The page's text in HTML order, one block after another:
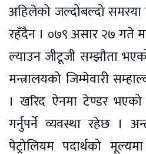
अहिलेको जल्दोबल्दो
रहँदैन । ०७९ असार २७ गते
ल्याउन जीटूजी सम्झौता
मन्त्रालयको जिम्मेवारी
। खरिद ऐनमा टेण्डर भएको
गर्नुपर्ने व्यवस्था रहेछ ।
पेट्रोलियम पदार्थको